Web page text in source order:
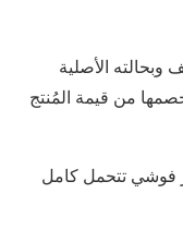
وبحالته الأصلية
21 ريال ويتم خصمها من قيمة المُنتج
فوشي تتحمل كامل